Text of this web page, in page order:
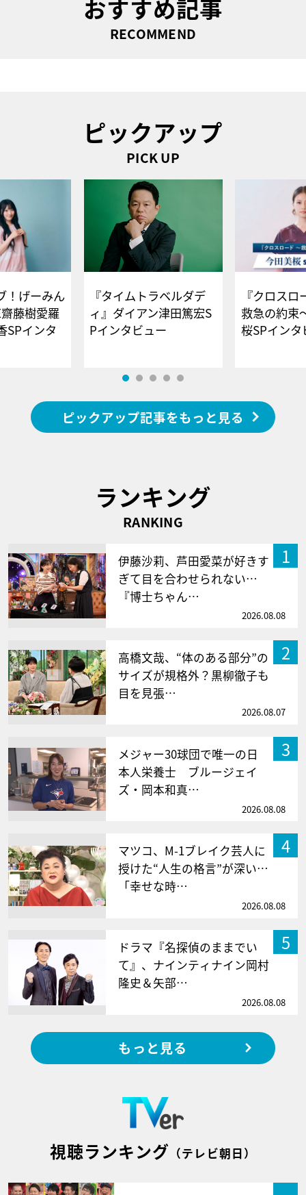
おすすめ記事
RECOMMEND
ピックアップ
PICK UP
！げーみん
藤樹愛羅
SPインタ
『タイムトラベルダデ
ィ』ダイアン津田篤宏S
Pインタビュー
『クロス
救急の約束
桜SPイ
ピックアップ記事をもっと見る
ランキング
RANKING
1
伊藤沙莉、芦田愛菜が好きす
ぎて目を合わせられない…
『博士ちゃん…
2026.08.08
2
高橋文哉、“体のある部分”の
サイズが規格外？黒柳徹子も
目を見張…
2026.08.07
3
メジャー30球団で唯一の日
本人栄養士 ブルージェイ
ズ・岡本和真…
2026.08.08
4
マツコ、M-1ブレイク芸人に
授けた“人生の格言”が深い…
「幸せな時…
2026.08.08
5
ドラマ『名探偵のままでい
て』、ナインティナイン岡村
隆史＆矢部…
2026.08.08
もっと見る
視聴ランキング （テレビ朝日）